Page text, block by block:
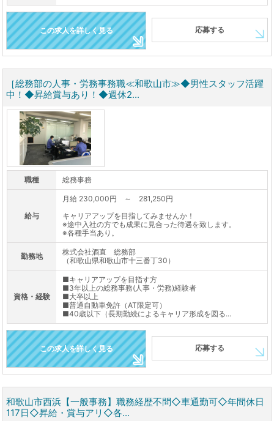
この求人を詳しく見る 応募する
［総務部の人事・労務事務職≪和歌山市≫◆男性スタッフ活躍
中！◆昇給賞与あり！◆週休2...
職種 総務事務
給与
月給 230,000円 ～ 281,250円
キャリアアップを目指してみませんか！
※途中入社の方でも成果に見合った待遇を致します。
※各種手当あり。
勤務地
株式会社酒直 総務部
（和歌山県和歌山市十三番丁30）
資格・経験
■キャリアアップを目指す方
■3年以上の総務事務(人事・労務)経験者
■大卒以上
■普通自動車免許（AT限定可）
■40歳以下（長期勤続によるキャリア形成を図る...
この求人を詳しく見る 応募する
和歌山市西浜【一般事務】職務経歴不問◇車通勤可◇年間休日
117日◇昇給・賞与アリ◇各...